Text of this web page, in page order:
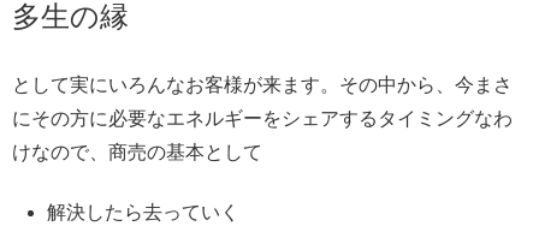
多生の縁
として実にいろんなお客様が来ます。その中から、今まさ
にその方に必要なエネルギーをシェアするタイミングなわ
けなので、商売の基本として
解決したら去っていく